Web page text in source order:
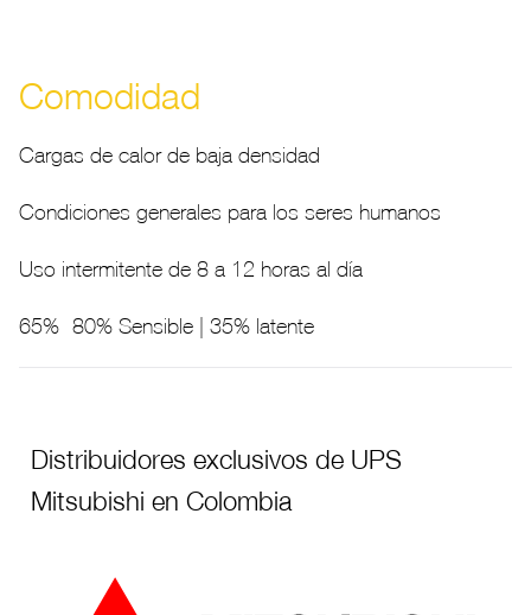
Comodidad
Cargas de calor de baja densidad
Condiciones generales para los seres humanos
Uso intermitente de 8 a 12 horas al día
65% -80% Sensible | 35% latente
Distribuidores exclusivos de UPS
Mitsubishi en Colombia